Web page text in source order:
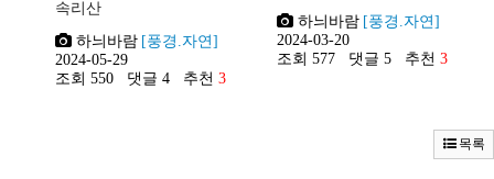
속리산
하늬바람 [풍경.자연]
2024-05-29
조회 550
댓글 4추천 3
하늬바람 [풍경.자연]
2024-03-20
조회 577
댓글 5추천 3
목록